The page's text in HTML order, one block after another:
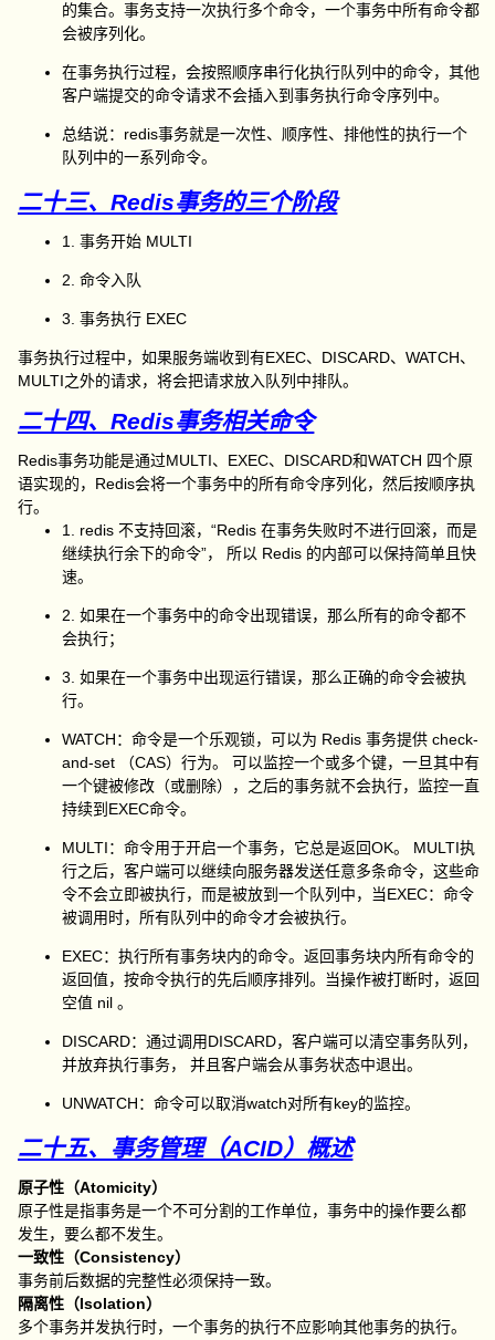
的集合。事务支持一次执行多个命令，一个事务中所有命令都
会被序列化。
在事务执行过程，会按照顺序串行化执行队列中的命令，其他
客户端提交的命令请求不会插入到事务执行命令序列中。
总结说：redis事务就是一次性、顺序性、排他性的执行一个
队列中的一系列命令。
二十三、Redis事务的三个阶段
1. 事务开始 MULTI
2. 命令入队
3. 事务执行 EXEC
事务执行过程中，如果服务端收到有EXEC、DISCARD、WATCH、
MULTI之外的请求，将会把请求放入队列中排队。
二十四、Redis事务相关命令
Redis事务功能是通过MULTI、EXEC、DISCARD和WATCH 四个原
语实现的，Redis会将一个事务中的所有命令序列化，然后按顺序执
行。
1. redis 不支持回滚，“Redis 在事务失败时不进行回滚，而是
继续执行余下的命令”， 所以 Redis 的内部可以保持简单且快
速。
2. 如果在一个事务中的命令出现错误，那么所有的命令都不
会执行；
3. 如果在一个事务中出现运行错误，那么正确的命令会被执
行。
WATCH：命令是一个乐观锁，可以为 Redis 事务提供 check-
and-set （CAS）行为。 可以监控一个或多个键，一旦其中有
一个键被修改（或删除），之后的事务就不会执行，监控一直
持续到EXEC命令。
MULTI：命令用于开启一个事务，它总是返回OK。 MULTI执
行之后，客户端可以继续向服务器发送任意多条命令，这些命
令不会立即被执行，而是被放到一个队列中，当EXEC：命令
被调用时，所有队列中的命令才会被执行。
EXEC：执行所有事务块内的命令。返回事务块内所有命令的
返回值，按命令执行的先后顺序排列。当操作被打断时，返回
空值 nil 。
DISCARD：通过调用DISCARD，客户端可以清空事务队列，
并放弃执行事务， 并且客户端会从事务状态中退出。
UNWATCH：命令可以取消watch对所有key的监控。
二十五、事务管理（ACID）概述
原子性（Atomicity）
原子性是指事务是一个不可分割的工作单位，事务中的操作要么都
发生，要么都不发生。
一致性（Consistency）
事务前后数据的完整性必须保持一致。
隔离性（Isolation）
多个事务并发执行时，一个事务的执行不应影响其他事务的执行。